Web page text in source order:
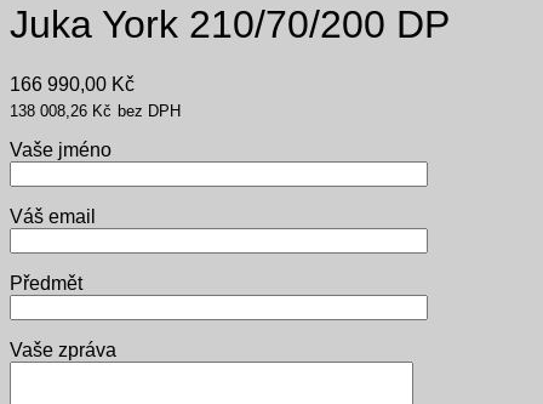
Juka York 210/70/200 DP
166 990,00 Kč
138 008,26 Kč bez DPH
Vaše jméno
Váš email
Předmět
Vaše zpráva